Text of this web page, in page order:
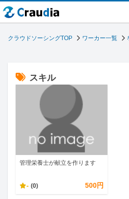
クラウドソーシングTOP ワーカー一覧
スキル
管理栄養士が献立を作ります
- (0) 500円